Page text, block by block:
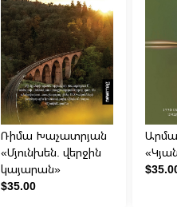
Ռիմա Խաչատրյան
«Մյունխեն. վերջին
կայարան»
$35.00
Արման
$35.00